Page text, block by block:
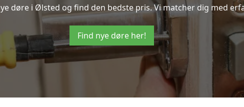
døre i Ølsted og find den bedste pris. Vi matcher dig med
Find nye døre her!